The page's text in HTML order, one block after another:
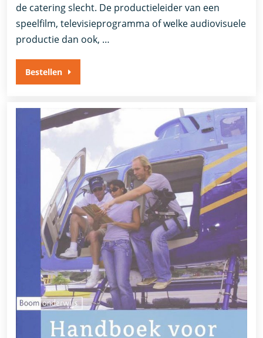
de catering slecht. De productieleider van een
speelfilm, televisieprogramma of welke audiovisuele
productie dan ook, …
Bestellen